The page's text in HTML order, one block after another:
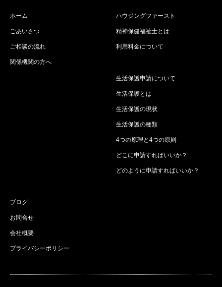
ホーム
ごあいさつ
ご相談の流れ
関係機関の方へ
ハウジングファースト
精神保健福祉士とは
利用料金について
生活保護申請について
生活保護とは
生活保護の現状
生活保護の種類
4つの原理と4つの原則
どこに申請すればいいか？
どのように申請すればいいか？
ブログ
お問合せ
会社概要
プライバシーポリシー